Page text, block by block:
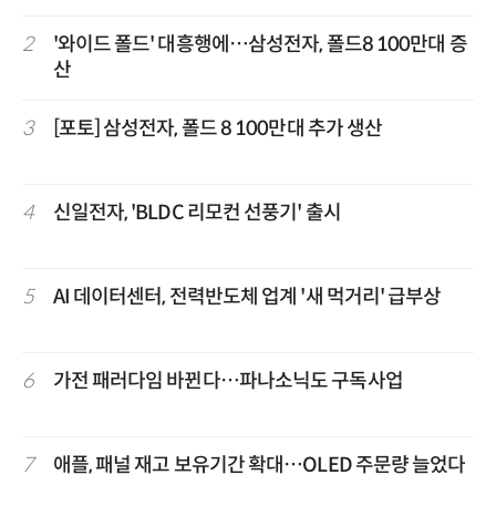
2
'와이드 폴드' 대흥행에…삼성전자, 폴드8 100만대 증
산
3 [포토] 삼성전자, 폴드 8 100만대 추가 생산
4 신일전자, 'BLDC 리모컨 선풍기' 출시
5 AI 데이터센터, 전력반도체 업계 '새 먹거리' 급부상
6 가전 패러다임 바뀐다…파나소닉도 구독사업
7 애플, 패널 재고 보유기간 확대…OLED 주문량 늘었다